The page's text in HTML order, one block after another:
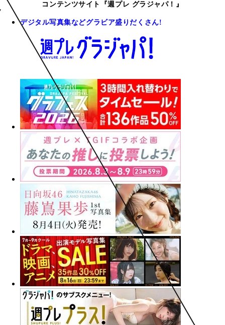
コンテンツサイト『週プレ グラジャパ！』
デジタル写真集などグラビア盛りだくさん!